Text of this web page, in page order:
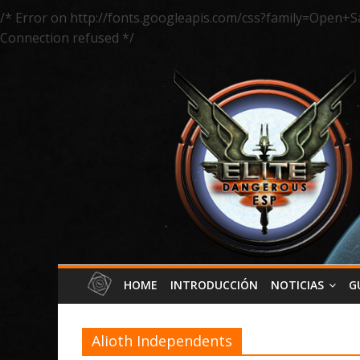
/* Error on http://fonts.googleapis.com/
Connection refused */
HOME INTRODUCCIÓN NOTICIAS
Alioth Independents